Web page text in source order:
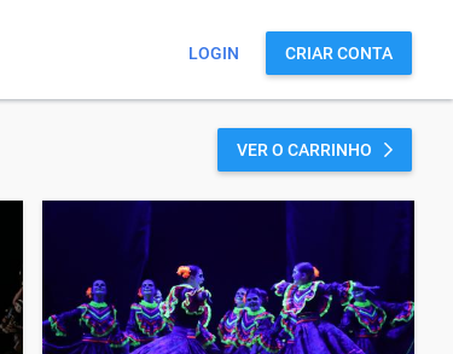
LOGIN CRIAR CONTA
VER O CARRINHO